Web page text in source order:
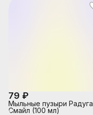
79 ₽
Мыльные пузыри Радуга
Смайл (100 мл)